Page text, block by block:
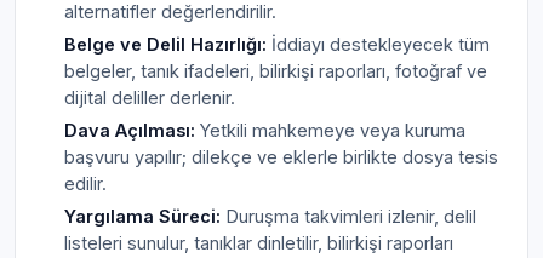
alternatifler değerlendirilir.
Belge ve Delil Hazırlığı: İddiayı destekleyecek tüm
belgeler, tanık ifadeleri, bilirkişi raporları, fotoğraf ve
dijital deliller derlenir.
Dava Açılması: Yetkili mahkemeye veya kuruma
başvuru yapılır; dilekçe ve eklerle birlikte dosya tesis
edilir.
Yargılama Süreci: Duruşma takvimleri izlenir, delil
listeleri sunulur, tanıklar dinletilir, bilirkişi raporları